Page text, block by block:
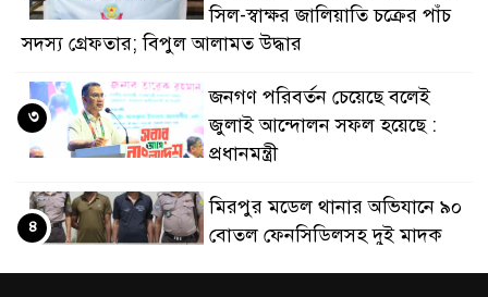
সিল-স্বাক্ষর জালিয়াতি চক্রের পাঁচ
সদস্য গ্রেফতার; বিপুল আলামত উদ্ধার
জনগণ পরিবর্তন চেয়েছে বলেই
জুলাই আন্দোলন সফল হয়েছে :
প্রধানমন্ত্রী
৩
মিরপুর মডেল থানার অভিযানে ৯০
বোতল ফেনসিডিলসহ দুই মাদক
৪